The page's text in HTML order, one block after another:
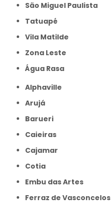
São Miguel Paulista
Tatuapé
Vila Matilde
Zona Leste
Água Rasa
Alphaville
Arujá
Barueri
Caieiras
Cajamar
Cotia
Embu das Artes
Ferraz de Vasconcelos